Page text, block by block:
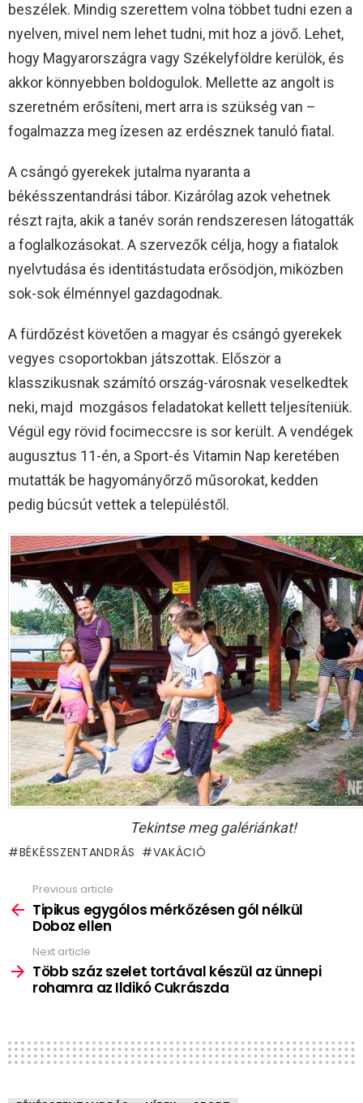
beszélek. Mindig szerettem volna többet tudni ezen a
nyelven, mivel nem lehet tudni, mit hoz a jövő. Lehet,
hogy Magyarországra vagy Székelyföldre kerülök, és
akkor könnyebben boldogulok. Mellette az angolt is
szeretném erősíteni, mert arra is szükség van –
fogalmazza meg ízesen az erdésznek tanuló fiatal.
A csángó gyerekek jutalma nyaranta a
békésszentandrási tábor. Kizárólag azok vehetnek
részt rajta, akik a tanév során rendszeresen látogatták
a foglalkozásokat. A szervezők célja, hogy a fiatalok
nyelvtudása és identitástudata erősödjön, miközben
sok-sok élménnyel gazdagodnak.
A fürdőzést követően a magyar és csángó gyerekek
vegyes csoportokban játszottak. Először a
klasszikusnak számító ország-városnak veselkedtek
neki, majd mozgásos feladatokat kellett teljesíteniük.
Végül egy rövid focimeccsre is sor került. A vendégek
augusztus 11-én, a Sport-és Vitamin Nap keretében
mutatták be hagyományőrző műsorokat, kedden
pedig búcsút vettek a településtől.
Tekintse meg galériánkat!
BÉKÉSSZENTANDRÁS VAKÁCIÓ
more
Previous article
Tipikus egygólos mérkőzésen gól nélkül
Doboz ellen
Next article
Több száz szelet tortával készül az ünnepi
rohamra az Ildikó Cukrászda